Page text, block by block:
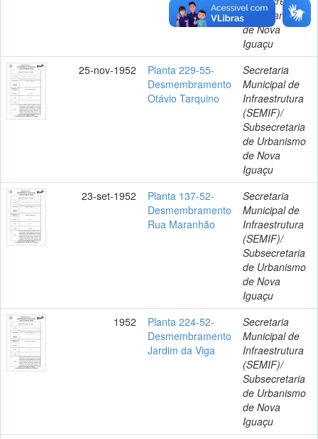
de Urbanismo
de Nova
Iguaçu
25-nov-1952
Planta 229-55-
Desmembramento
Otávio Tarquino
Secretaria
Municipal de
Infraestrutura
(SEMIF)/
Subsecretaria
de Urbanismo
de Nova
Iguaçu
23-set-1952
Planta 137-52-
Desmembramento
Rua Maranhão
Secretaria
Municipal de
Infraestrutura
(SEMIF)/
Subsecretaria
de Urbanismo
de Nova
Iguaçu
1952
Planta 224-52-
Desmembramento
Jardim da Viga
Secretaria
Municipal de
Infraestrutura
(SEMIF)/
Subsecretaria
de Urbanismo
de Nova
Iguaçu